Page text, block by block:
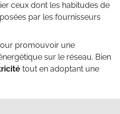
ceux dont les habitudes de
par les fournisseurs
promouvoir une
sur le réseau. Bien
tout en adoptant une